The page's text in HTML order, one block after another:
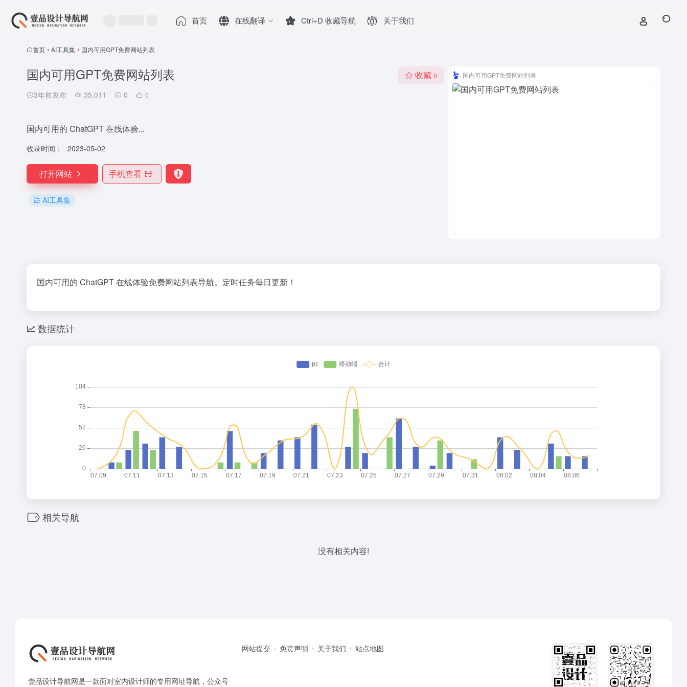
首页 在线翻译 Ctrl+D 收藏导航 关于我们
首页 • AI工具集 • 国内可用GPT免费网站列表
国内可用GPT免费网站列表
3年前发布 35,011 0 0
收藏 0
国内可用的 ChatGPT 在线体验...
收录时间： 2023-05-02
打开网站 手机查看
AI工具集
国内可用GPT免费网站列表
国内可用的 ChatGPT 在线体验免费网站列表导航。定时任务每日更新！
数据统计
相关导航
没有相关内容!
壹品设计导航网是一款面对室内设计师的专用网址导航，公众号
网站提交 免责声明 关于我们 站点地图